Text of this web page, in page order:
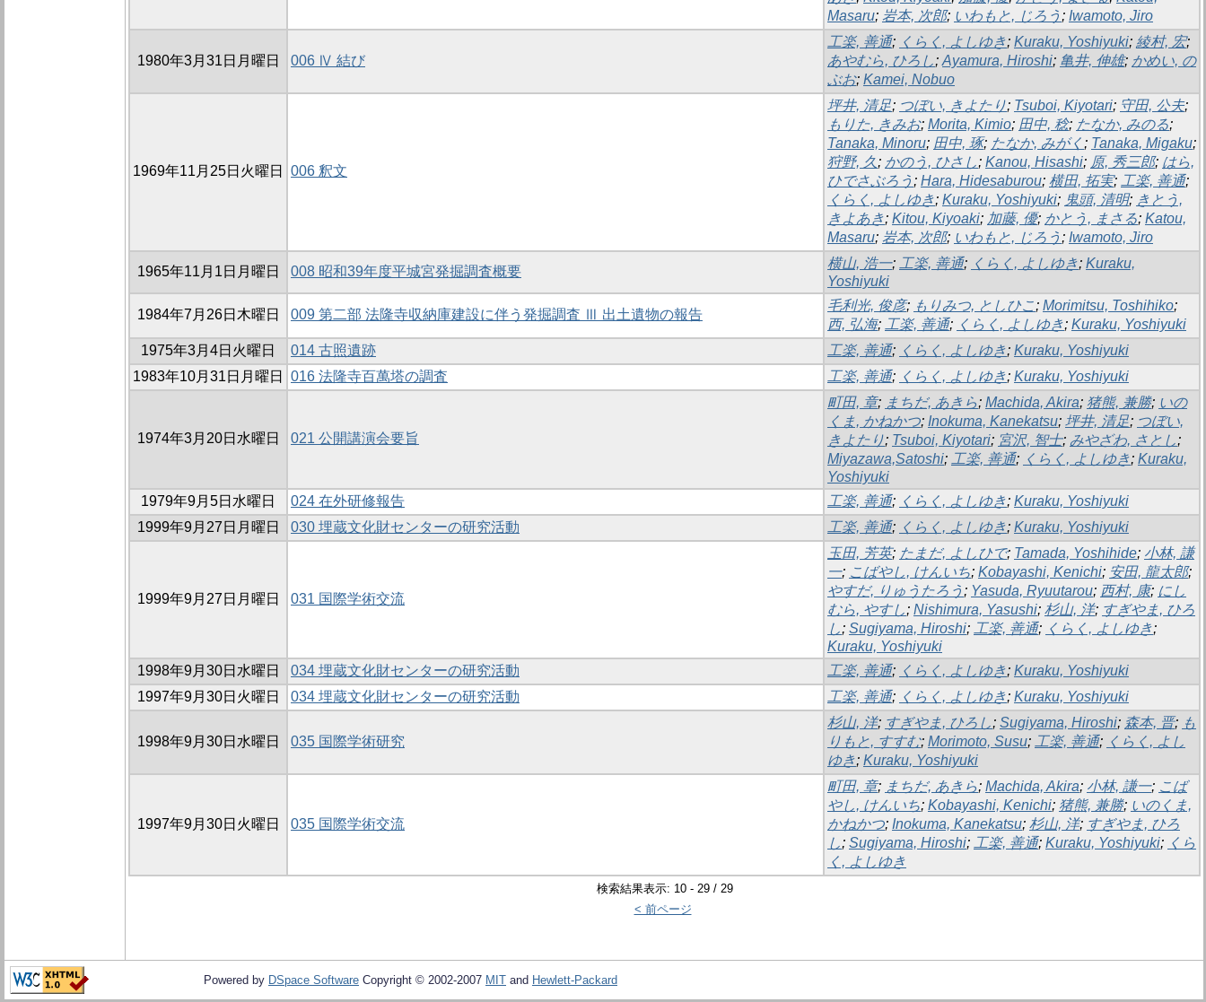
Masaru; 岩本, 次郎; いわもと, じろう ; Iwamoto, Jiro
1980年3月31日月曜日 006 Ⅳ 結び
工楽, 善通; くらく, よしゆき; Kuraku, Yoshiyuki; 綾村, 宏;
あやむら, ひろし; Ayamura, Hiroshi; 亀井, 伸雄; かめい, の
ぶお; Kamei, Nobuo
1969年11月25日火曜日 006 釈文
坪井, 清足; つぼい, きよたり; Tsuboi, Kiyotari; 守田, 公夫;
もりた, きみお; Morita, Kimio; 田中, 稔; たなか, みのる;
Tanaka, Minoru; 田中, 琢; たなか, みがく ; Tanaka, Migaku;
狩野, 久; かのう, ひさし; Kanou, Hisashi; 原, 秀三郎; はら,
ひでさぶろう ; Hara, Hidesaburou; 横田, 拓実; 工楽, 善通;
くらく, よしゆき; Kuraku, Yoshiyuki; 鬼頭, 清明; きとう,
きよあき; Kitou, Kiyoaki; 加藤, 優; かとう, まさる; Katou,
Masaru; 岩本, 次郎; いわもと, じろう ; Iwamoto, Jiro
1965年11月1日月曜日 008 昭和39年度平城宮発掘調査概要
横山, 浩一; 工楽, 善通; くらく, よしゆき; Kuraku,
Yoshiyuki
1984年7月26日木曜日 009 第二部 法隆寺収納庫建設に伴う発掘調査 Ⅲ 出土遺物の報告
毛利光, 俊彦; もりみつ, としひこ; Morimitsu, Toshihiko;
西, 弘海; 工楽, 善通; くらく, よしゆき; Kuraku, Yoshiyuki
1975年3月4日火曜日
014 古照遺跡 工楽, 善通; くらく, よしゆき; Kuraku, Yoshiyuki
1983年10月31日月曜日
016 法隆寺百萬塔の調査 工楽, 善通; くらく, よしゆき; Kuraku, Yoshiyuki
1974年3月20日水曜日 021 公開講演会要旨
町田, 章; まちだ, あきら; Machida, Akira; 猪熊, 兼勝; いの
くま, かねかつ; Inokuma, Kanekatsu; 坪井, 清足; つぼい,
きよたり; Tsuboi, Kiyotari; 宮沢, 智士; みやざわ, さとし;
Miyazawa,Satoshi; 工楽, 善通; くらく, よしゆき; Kuraku,
Yoshiyuki
1979年9月5日水曜日
024 在外研修報告 工楽, 善通; くらく, よしゆき; Kuraku, Yoshiyuki
1999年9月27日月曜日
030 埋蔵文化財センターの研究活動 工楽, 善通; くらく, よしゆき; Kuraku, Yoshiyuki
1999年9月27日月曜日 031 国際学術交流
玉田, 芳英; たまだ, よしひで; Tamada, Yoshihide; 小林, 謙
一; こばやし, けんいち; Kobayashi, Kenichi; 安田, 龍太郎;
やすだ, りゅうたろう ; Yasuda, Ryuutarou; 西村, 康; にし
むら, やすし; Nishimura, Yasushi; 杉山, 洋; すぎやま, ひろ
し; Sugiyama, Hiroshi; 工楽, 善通; くらく, よしゆき;
Kuraku, Yoshiyuki
1998年9月30日水曜日
034 埋蔵文化財センターの研究活動 工楽, 善通; くらく, よしゆき; Kuraku, Yoshiyuki
1997年9月30日火曜日
034 埋蔵文化財センターの研究活動 工楽, 善通; くらく, よしゆき; Kuraku, Yoshiyuki
1998年9月30日水曜日 035 国際学術研究
杉山, 洋; すぎやま, ひろし; Sugiyama, Hiroshi; 森本, 晋; も
りもと, すすむ; Morimoto, Susu; 工楽, 善通; くらく, よし
ゆき; Kuraku, Yoshiyuki
1997年9月30日火曜日 035 国際学術交流
町田, 章; まちだ, あきら; Machida, Akira; 小林, 謙一; こば
やし, けんいち; Kobayashi, Kenichi; 猪熊, 兼勝; いのくま,
かねかつ; Inokuma, Kanekatsu; 杉山, 洋; すぎやま, ひろ
し; Sugiyama, Hiroshi; 工楽, 善通; Kuraku, Yoshiyuki; くら
く, よしゆき
検索結果表示: 10 - 29 / 29
< 前ページ
Powered by DSpace Software Copyright © 2002-2007 MIT and Hewlett-Packard